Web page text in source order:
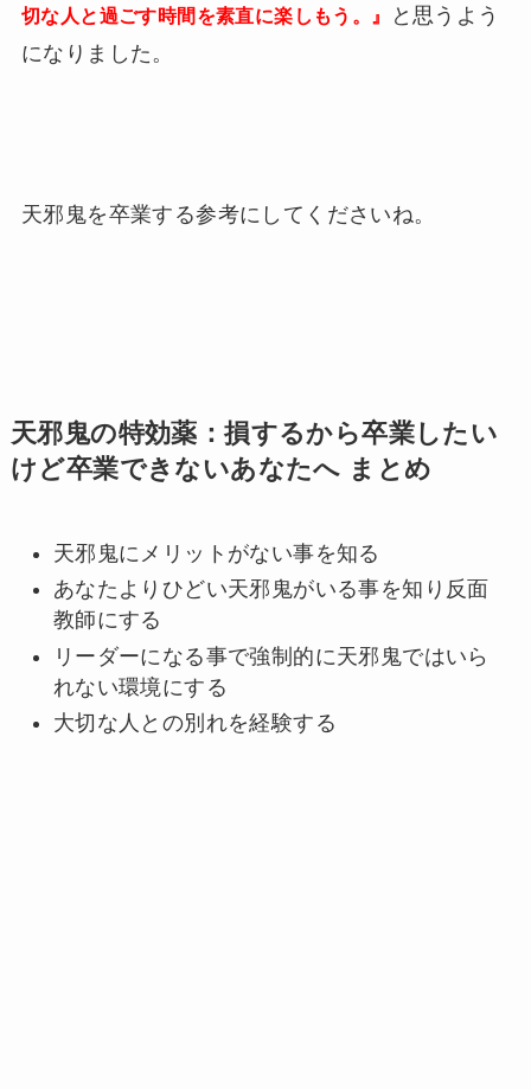
切な人と過ごす時間を素直に楽しもう。』
と思うよう
になりました。
天邪鬼を卒業する参考にしてくださいね。
天邪鬼の特効薬：損するから卒業したい
けど卒業できないあなたへ まとめ
天邪鬼にメリットがない事を知る
あなたよりひどい天邪鬼がいる事を知り反面
教師にする
リーダーになる事で強制的に天邪鬼ではいら
れない環境にする
大切な人との別れを経験する